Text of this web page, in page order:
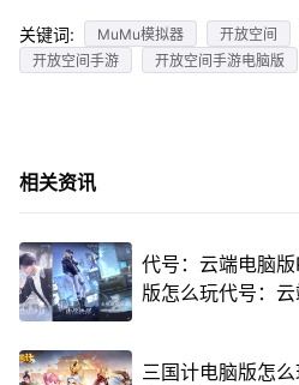
关键词: MuMu模拟器 开放空间
开放空间手游
开放空间手游电脑版
相关资讯
代号：云端电脑
版怎么玩代号：
三国计电脑版怎